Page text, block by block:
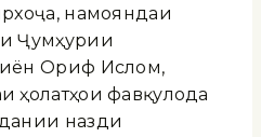
намояндаи
Ҷумҳурии
Ориф Ислом,
ҳолатҳои фавқулода
назди